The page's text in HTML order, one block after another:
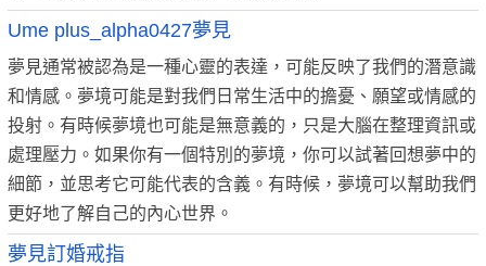
Ume plus_alpha0427夢見
夢見通常被認為是一種心靈的表達，可能反映了我們的潛意識
和情感。夢境可能是對我們日常生活中的擔憂、願望或情感的
投射。有時候夢境也可能是無意義的，只是大腦在整理資訊或
處理壓力。如果你有一個特別的夢境，你可以試著回想夢中的
細節，並思考它可能代表的含義。有時候，夢境可以幫助我們
更好地了解自己的內心世界。
夢見訂婚戒指